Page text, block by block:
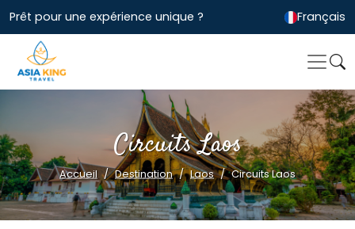
Prêt pour une expérience unique ? Français
Circuits Laos
Accueil Destination Laos Circuits Laos